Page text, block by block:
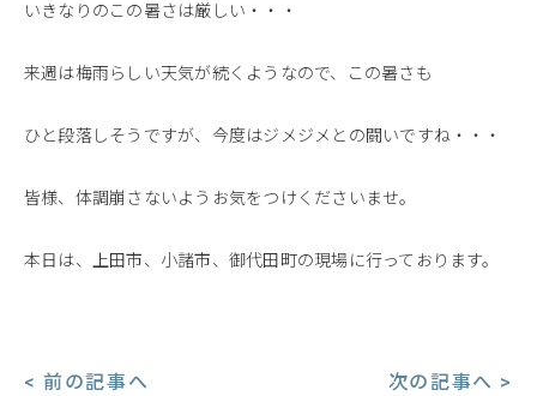
いきなりのこの暑さは厳しい・・・
来週は梅雨らしい天気が続くようなので、この暑さも
ひと段落しそうですが、今度はジメジメとの闘いですね・・・
皆様、体調崩さないようお気をつけくださいませ。
本日は、上田市、小諸市、御代田町の現場に行っております。
< 前の記事へ 次の記事へ >